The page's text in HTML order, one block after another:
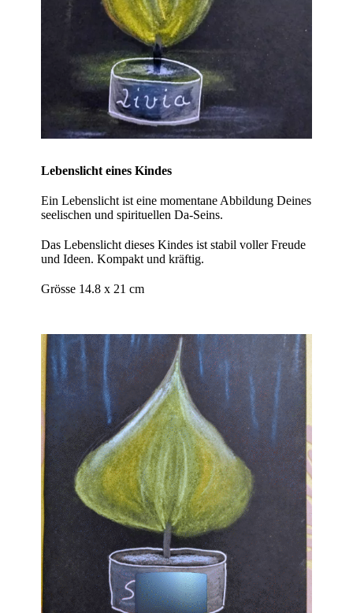
Lebenslicht eines Kindes
Ein Lebenslicht ist eine momentane Abbildung Deines
seelischen und spirituellen Da-Seins.
Das Lebenslicht dieses Kindes ist stabil voller Freude
und Ideen. Kompakt und kräftig.
Grösse 14.8 x 21 cm